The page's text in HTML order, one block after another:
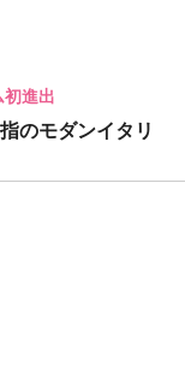
初進出
のモダンイタリ